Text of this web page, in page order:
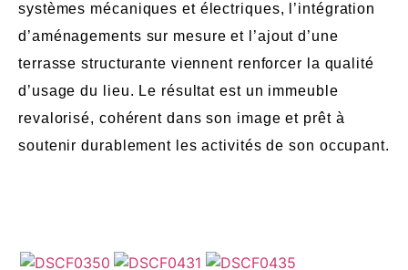
systèmes mécaniques et électriques, l’intégration
d’aménagements sur mesure et l’ajout d’une
terrasse structurante viennent renforcer la qualité
d’usage du lieu. Le résultat est un immeuble
revalorisé, cohérent dans son image et prêt à
soutenir durablement les activités de son occupant.